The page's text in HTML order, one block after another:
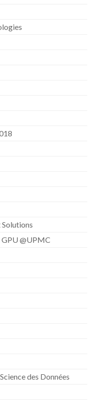
@UPMC
des Données